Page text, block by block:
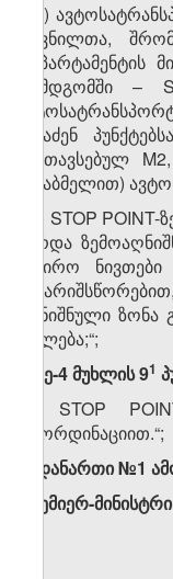
„ე.ბ)
დევნილთა,
დეპარტამენტის
(შემდგომში –
შესაძენ
განთავსებულ
მისაბმელით)
ე.გ) STOP
გარდა
საჭირო
აღნიშნული
უფლება;“;
ბ) მე-4 მუხლის 9​1
„ბ) STOP
კოორდინაციით.“;
გ) დანართი №1
პრემიერ-